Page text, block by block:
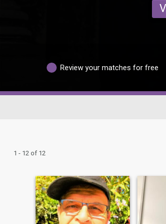
Review your matches for free
1 - 12 of 12